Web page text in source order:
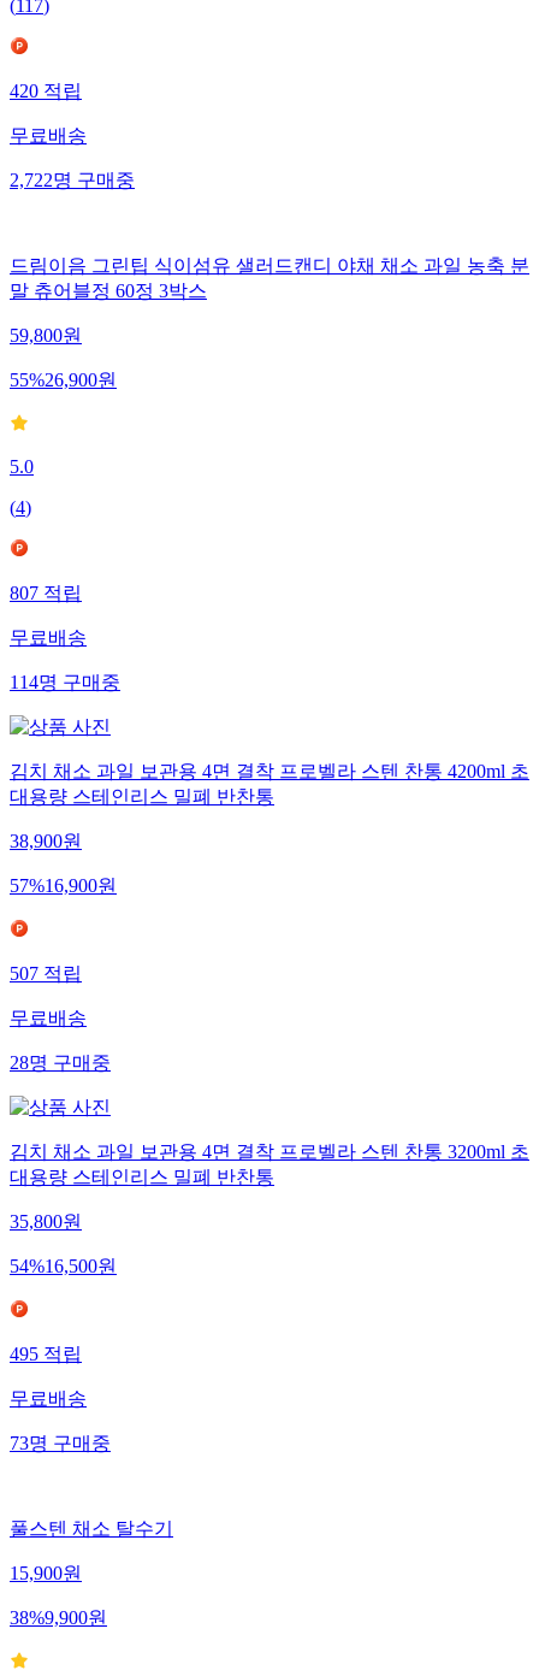
(117)
420 적립
무료배송
2,722명 구매중
드림이음 그린팁 식이섬유 샐러드캔디 야채 채소 과일 농축 분
말 츄어블정 60정 3박스
59,800원
55%26,900원
5.0
(4)
807적립
무료배송
114명구매중
김치 채소 과일 보관용 4면 결착 프로벨라 스텐 찬통 4200ml 초
대용량 스테인리스 밀폐 반찬통
38,900원
57%16,900원
507적립
무료배송
28명구매중
김치 채소 과일 보관용 4면 결착 프로벨라 스텐 찬통 3200ml 초
대용량 스테인리스 밀폐 반찬통
35,800원
54%16,500원
495적립
무료배송
73명구매중
풀스텐 채소 탈수기
15,900원
38%9,900원